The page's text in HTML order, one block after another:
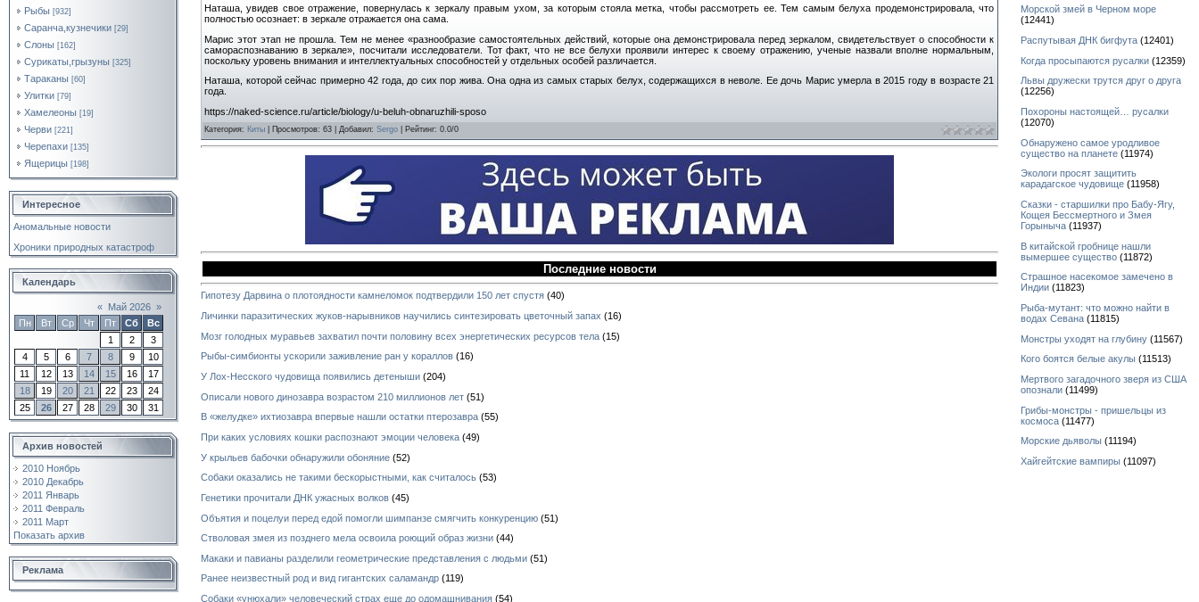
Рыбы [932]
Саранча,кузнечики [29]
Слоны [162]
Сурикаты,грызуны [325]
Тараканы [60]
Улитки [79]
Хамелеоны [19]
Черви [221]
Черепахи [135]
Ящерицы [198]
Интересное
Аномальные новости
Хроники природных катастроф
Календарь
« Май 2026 »
Пн
Вт Ср Чт Пт Сб
Вс
1
2
3
4
5 6 7 8 9
10
11
12 13 14 15 16
17
18
19 20 21 22 23
24
25
26 27 28 29 30 31
Архив новостей
2010 Ноябрь
2010 Декабрь
2011 Январь
2011 Февраль
2011 Март
Показать архив
Реклама
Наташа, увидев свое отражение, повернулась к зеркалу правым ухом, за которым стояла метка, чтобы рассмотреть ее. Тем самым белуха продемонстрировала, что
полностью осознает: в зеркале отражается она сама.
Марис этот этап не прошла. Тем не менее «разнообразие самостоятельных действий, которые она демонстрировала перед зеркалом, свидетельствует о способности к
самораспознаванию в зеркале», посчитали исследователи. Тот факт, что не все белухи проявили интерес к своему отражению, ученые назвали вполне нормальным,
поскольку уровень внимания и интеллектуальных способностей у отдельных особей различается.
Наташа, которой сейчас примерно 42 года, до сих пор жива. Она одна из самых старых белух, содержащихся в неволе. Ее дочь Марис умерла в 2015 году в возрасте 21
года.
https://naked-science.ru/article/biology/u-beluh-obnaruzhili-sposo
Категория: Киты Просмотров: 63 | Добавил: Sergo Рейтинг: 0.0/0
Последние новости
Гипотезу Дарвина о плотоядности камнеломок подтвердили 150 лет спустя (40)
Личинки паразитических жуков-нарывников научились синтезировать цветочный запах (16)
Мозг голодных муравьев захватил почти половину всех энергетических ресурсов тела (15)
Рыбы-симбионты ускорили заживление ран у кораллов (16)
У Лох-Несского чудовища появились детеныши (204)
Описали нового динозавра возрастом 210 миллионов лет (51)
В «желудке» ихтиозавра впервые нашли остатки птерозавра (55)
При каких условиях кошки распознают эмоции человека (49)
У крыльев бабочки обнаружили обоняние (52)
Собаки оказались не такими бескорыстными, как считалось (53)
Генетики прочитали ДНК ужасных волков (45)
Объятия и поцелуи перед едой помогли шимпанзе смягчить конкуренцию (51)
Стволовая змея из позднего мела освоила роющий образ жизни (44)
Макаки и павианы разделили геометрические представления с людьми (51)
Ранее неизвестный род и вид гигантских саламандр (119)
Собаки «унюхали» человеческий страх еще до одомашнивания (54)
Морской змей в Черном море
(12441)
Распутывая ДНК бигфута (12401)
Когда просыпаются русалки (12359)
Львы дружески трутся друг о друга
(12256)
Похороны настоящей… русалки
(12070)
Обнаружено самое уродливое
существо на планете (11974)
Экологи просят защитить
карадагское чудовище (11958)
Сказки - старшилки про Бабу-Ягу,
Кощея Бессмертного и Змея
Горыныча (11937)
В китайской гробнице нашли
вымершее существо (11872)
Страшное насекомое замечено в
Индии (11823)
Рыба-мутант: что можно найти в
водах Севана (11815)
Монстры уходят на глубину (11567)
Кого боятся белые акулы (11513)
Мертвого загадочного зверя из США
опознали (11499)
Грибы-монстры - пришельцы из
космоса (11477)
Морские дьяволы (11194)
Хайгейтские вампиры (11097)